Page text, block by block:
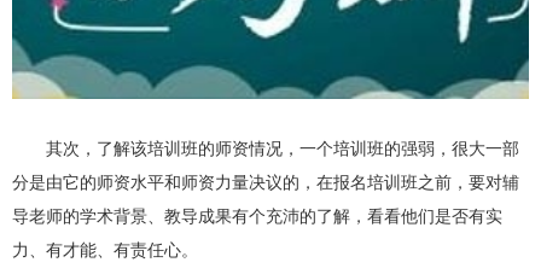
其次，了解该培训班的师资情况，一个培训班的强弱，很大一部
分是由它的师资水平和师资力量决议的，在报名培训班之前，要对辅
导老师的学术背景、教导成果有个充沛的了解，看看他们是否有实
力、有才能、有责任心。